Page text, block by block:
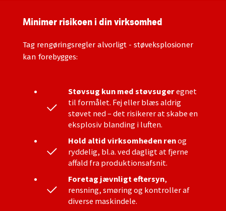
Minimer risikoen i din virksomhed
Tag rengøringsregler alvorligt - støveksplosioner
kan forebygges:
Støvsug kun med støvsugeregnet
til formålet. Fej eller blæs aldrig
støvet ned – det risikerer at skabe en
eksplosiv blanding i luften.
Hold altid virksomheden renog
ryddelig, bl.a. ved dagligt at fjerne
affald fra produktionsafsnit.
Foretag jævnligt eftersyn,
rensning, smøring og kontroller af
diverse maskindele.